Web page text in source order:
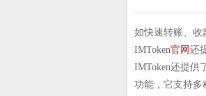
如快速转账、收
IMToken官网 还
IMToken还提供
功能，它支持多